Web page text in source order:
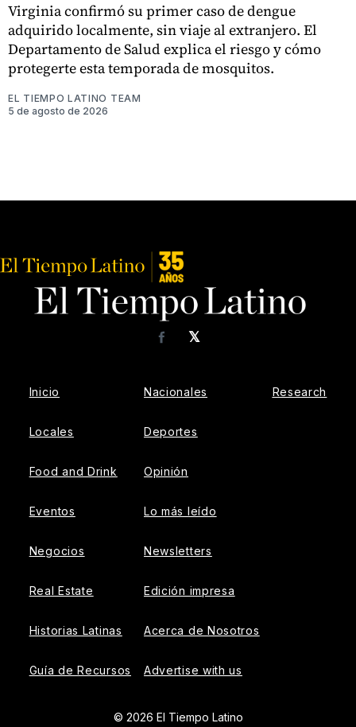
Virginia confirmó su primer caso de dengue
adquirido localmente, sin viaje al extranjero. El
Departamento de Salud explica el riesgo y cómo
protegerte esta temporada de mosquitos.
EL TIEMPO LATINO TEAM
5 de agosto de 2026
𝕏
Facebook
Inicio
Locales
Food and Drink
Eventos
Negocios
Real Estate
Historias Latinas
Guía de Recursos
Nacionales
Deportes
Opinión
Lo más leído
Newsletters
Edición impresa
Acerca de Nosotros
Advertise with us
Research
© 2026 El Tiempo Latino